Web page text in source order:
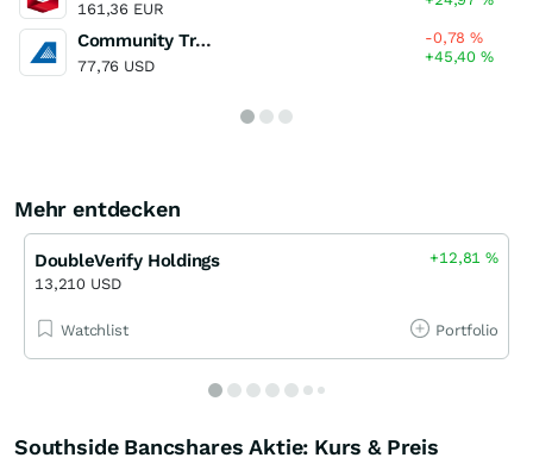
161,36 EUR
Community Trust Bancorp
77,76 USD
-0,78%
+45,40%
Mehr entdecken
DoubleVerify Holdings
13,210 USD
+12,81%
Watchlist Portfolio
Southside Bancshares Aktie: Kurs & Preis